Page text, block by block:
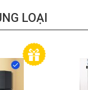
LOẠI